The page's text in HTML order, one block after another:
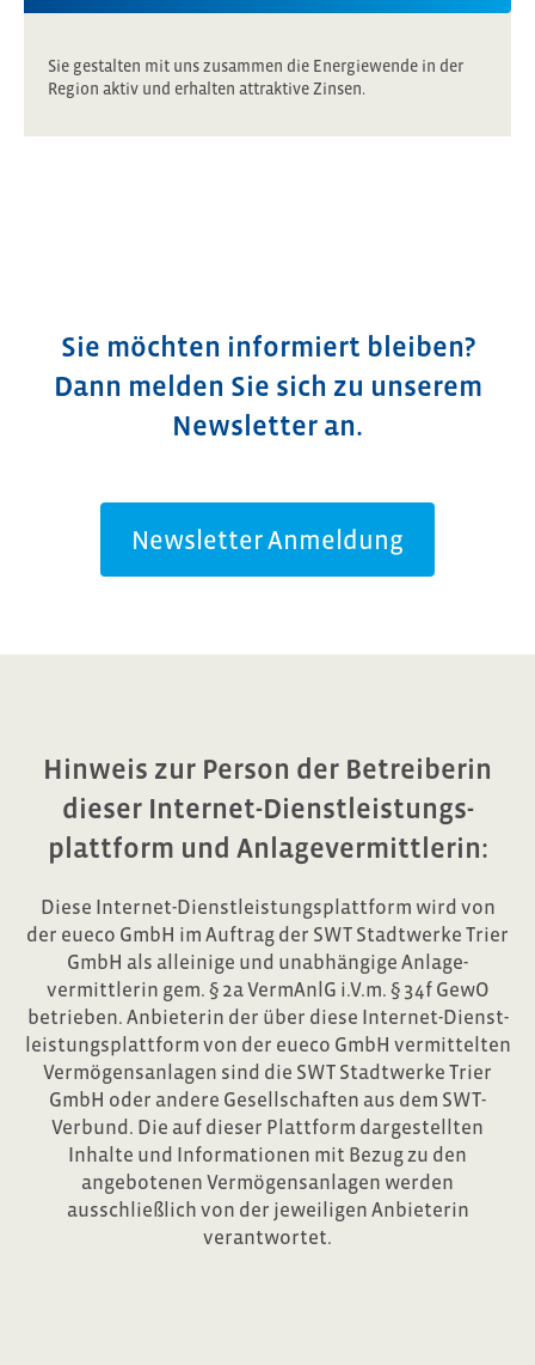
Sie gestalten mit uns zusammen die Energiewende in der
Region aktiv und erhalten attraktive Zinsen.
Sie möchten informiert bleiben?
Dann melden Sie sich zu unserem
Newsletter an.
Newsletter Anmeldung
Hinweis zur Person der Betreiberin
dieser Internet-Dienst­leistungs­
plattform und Anlage­vermittlerin:
Diese Internet-Dienst­leistungs­plattform wird von
der eueco GmbH im Auftrag der SWT Stadtwerke Trier
GmbH als alleinige und unabhängige Anlage­
vermittlerin gem. § 2a VermAnlG i.V.m. § 34f GewO
betrieben. Anbieterin der über diese Internet-Dienst­
leistungs­plattform von der eueco GmbH vermittelten
Vermögensanlagen sind die SWT Stadtwerke Trier
GmbH oder andere Gesellschaften aus dem SWT-
Verbund. Die auf dieser Plattform dargestellten
Inhalte und Informationen mit Bezug zu den
angebotenen Vermögensanlagen werden
ausschließlich von der jeweiligen Anbieterin
verantwortet.